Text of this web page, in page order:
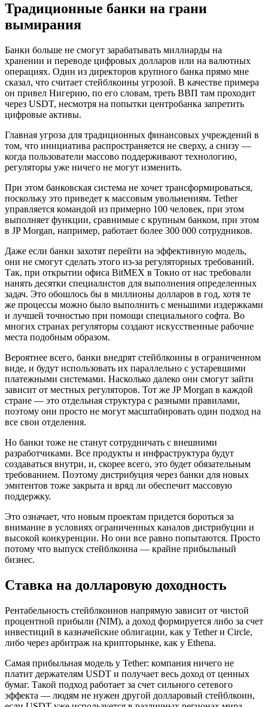
Традиционные банки на грани
вымирания
Банки больше не смогут зарабатывать миллиарды на
хранении и переводе цифровых долларов или на валютных
операциях. Один из директоров крупного банка прямо мне
сказал, что считает стейблкоины угрозой. В качестве примера
он привел Нигерию, по его словам, треть ВВП там проходит
через USDT, несмотря на попытки центробанка запретить
цифровые активы.
Главная угроза для традиционных финансовых учреждений в
том, что инициатива распространяется не сверху, а снизу —
когда пользователи массово поддерживают технологию,
регуляторы уже ничего не могут изменить.
При этом банковская система не хочет трансформироваться,
поскольку это приведет к массовым увольнениям. Tether
управляется командой из примерно 100 человек, при этом
выполняет функции, сравнимые с крупным банком, при этом
в JP Morgan, например, работает более 300 000 сотрудников.
Даже если банки захотят перейти на эффективную модель,
они не смогут сделать этого из-за регуляторных требований.
Так, при открытии офиса BitMEX в Токио от нас требовали
нанять десятки специалистов для выполнения определенных
задач. Это обошлось бы в миллионы долларов в год, хотя те
же процессы можно было выполнить с меньшими издержками
и лучшей точностью при помощи специального софта. Во
многих странах регуляторы создают искусственные рабочие
места подобным образом.
Вероятнее всего, банки внедрят стейблкоины в ограниченном
виде, и будут использовать их параллельно с устаревшими
платежными системами. Насколько далеко они смогут зайти
зависит от местных регуляторов. Тот же JP Morgan в каждой
стране — это отдельная структура с разными правилами,
поэтому они просто не могут масштабировать один подход на
все свои отделения.
Но банки тоже не станут сотрудничать с внешними
разработчиками. Все продукты и инфраструктура будут
создаваться внутри, и, скорее всего, это будет обязательным
требованием. Поэтому дистрибуция через банки для новых
эмитентов тоже закрыта и вряд ли обеспечит массовую
поддержку.
Это означает, что новым проектам придется бороться за
внимание в условиях ограниченных каналов дистрибуции и
высокой конкуренции. Но они все равно попытаются. Просто
потому что выпуск стейблкоина — крайне прибыльный
бизнес.
Ставка на долларовую доходность
Рентабельность стейблкоинов напрямую зависит от чистой
процентной прибыли (NIM), а доход формируется либо за счет
инвестиций в казначейские облигации, как у Tether и Circle,
либо через арбитраж на крипторынке, как у Ethena.
Самая прибыльная модель у Tether: компания ничего не
платит держателям USDT и получает весь доход от ценных
бумаг. Такой подход работает за счет сильного сетевого
эффекта — людям не нужен другой долларовый стейблкоин,